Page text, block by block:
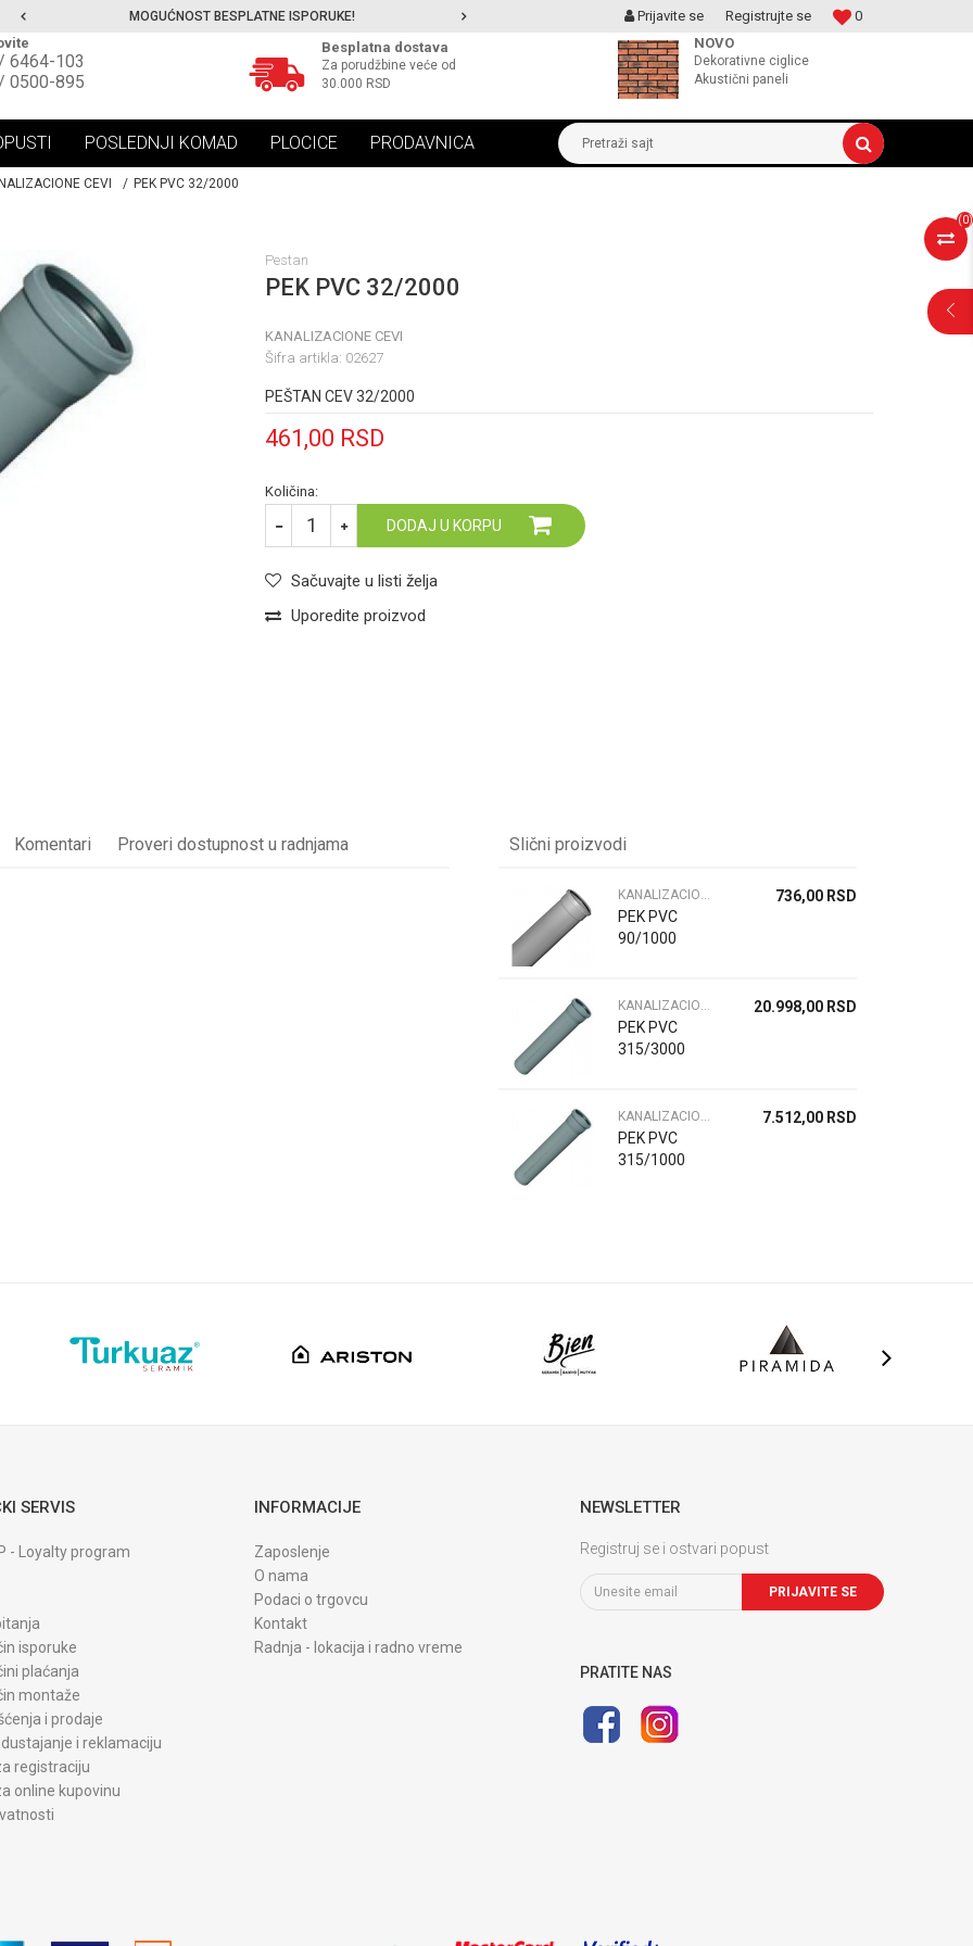
MOGUĆNOST BESPLATNE ISPORUKE! MOGUCNOST MONTAŽE PROIZVODA 0
Prijavite se
Registrujte se
6464-103
0500-895
Besplatna dostava
Za porudžbine veće od
30.000 RSD
NOVO
Dekorativne ciglice
Akustični paneli
POSLEDNJI KOMAD PLOCICE PRODAVNICA Pretraži sajt
(0)
CEVI PEK PVC 32/2000
Pestan
PEK PVC 32/2000
KANALIZACIONE CEVI
Šifra artikla: 02627
PEŠTAN CEV 32/2000
461,00 RSD
Količina:
DODAJ U KORPU
Sačuvajte u listi želja
Uporedite proizvod
Komentari Proveri dostupnost u radnjama Slični proizvodi
KANALIZACIONE CEVI
PEK PVC
90/1000
736,00 RSD
KANALIZACIONE CEVI
PEK PVC
315/3000
20.998,00 RSD
KANALIZACIONE CEVI
PEK PVC
315/1000
7.512,00 RSD
SERVIS
- Loyalty program
isporuke
plaćanja
montaže
i prodaje
i reklamaciju
registraciju
online kupovinu
INFORMACIJE
Zaposlenje
O nama
Podaci o trgovcu
Kontakt
Radnja - lokacija i radno vreme
NEWSLETTER
Registruj se i ostvari popust
PRIJAVITE SE
PRATITE NAS